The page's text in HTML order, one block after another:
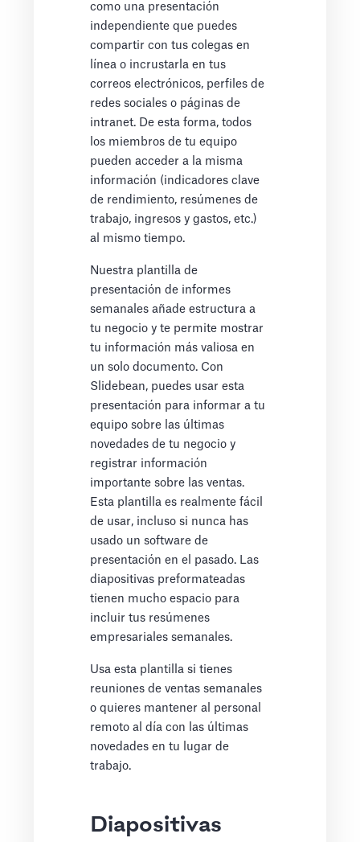
como una presentación
independiente que puedes
compartir con tus colegas en
línea o incrustarla en tus
correos electrónicos, perfiles de
redes sociales o páginas de
intranet. De esta forma, todos
los miembros de tu equipo
pueden acceder a la misma
información (indicadores clave
de rendimiento, resúmenes de
trabajo, ingresos y gastos, etc.)
al mismo tiempo.
Nuestra plantilla de
presentación de informes
semanales añade estructura a
tu negocio y te permite mostrar
tu información más valiosa en
un solo documento. Con
Slidebean, puedes usar esta
presentación para informar a tu
equipo sobre las últimas
novedades de tu negocio y
registrar información
importante sobre las ventas.
Esta plantilla es realmente fácil
de usar, incluso si nunca has
usado un software de
presentación en el pasado. Las
diapositivas preformateadas
tienen mucho espacio para
incluir tus resúmenes
empresariales semanales.
Usa esta plantilla si tienes
reuniones de ventas semanales
o quieres mantener al personal
remoto al día con las últimas
novedades en tu lugar de
trabajo.
Diapositivas